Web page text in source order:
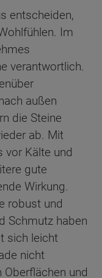
entscheiden,
Im
verantwortlich.
außen
die Steine
ab. Mit
vor Kälte und
gute
Wirkung.
robust und
Schmutz haben
sich leicht
nicht
Oberflächen und